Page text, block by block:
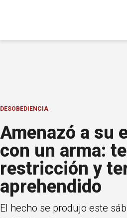
DESOBEDIENCIA
Amenazó a su
con un arma:
restricción y
aprehendido
El hecho se produjo este